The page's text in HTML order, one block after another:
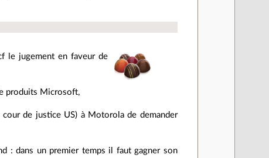
le jugement en faveur de
produits Microsoft,
de justice US) à Motorola de demander
: dans un premier temps il faut gagner son